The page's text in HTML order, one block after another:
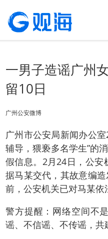
一男子造谣广州
留10日
​广州公安微博
广州市公安局新闻办公
辅导，猥亵多名学生”的
假信息。2月24日，公安
据马某交代，其故意编
前，公安机关已对马某依
警方提醒：网络空间不
谣、不信谣、不传谣，共